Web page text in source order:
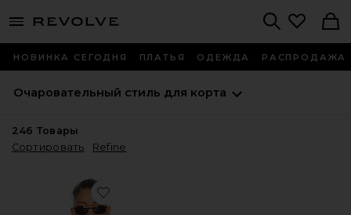
menu - shows more content
НОВИНКА СЕГОДНЯ ПЛАТЬЯ ОДЕЖДА РАСПРОДАЖА
Очаровательный стиль для корта
246 Товары
Сортировать
Refine
Favorite БОМБЕР KENNY